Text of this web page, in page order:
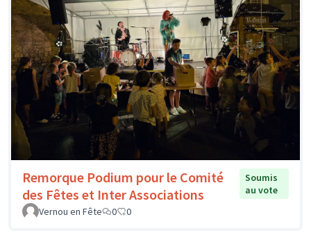
Remorque Podium pour le Comité
des Fêtes et Inter Associations
Soumis
au vote
Vernou en Fête
0 0